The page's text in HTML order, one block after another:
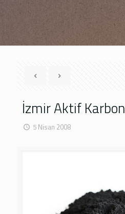
İzmir Aktif Karbon
5 Nisan 2008